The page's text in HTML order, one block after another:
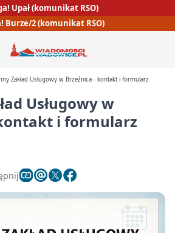
Upał (komunikat RSO)
Burze/2 (komunikat RSO)
Zakład Usługowy w Brzeźnica - kontakt i formularz
Usługowy w
i formularz